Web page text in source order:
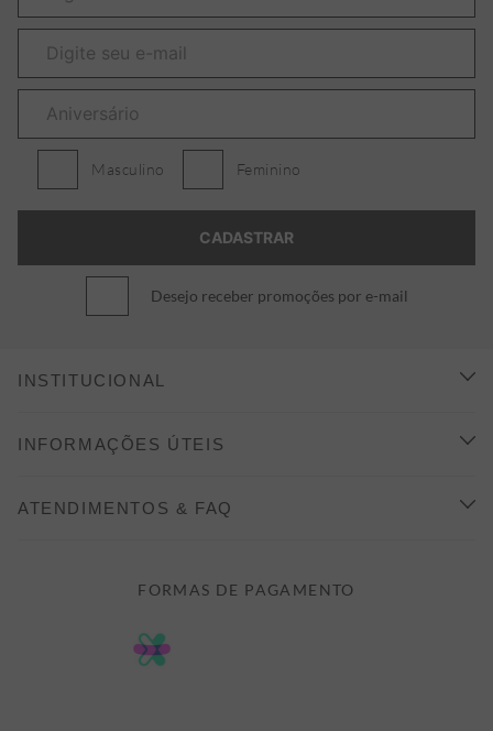
Masculino Feminino
Desejo receber promoções por e-mail
INSTITUCIONAL
CONHEÇA A ALEATORY
INFORMAÇÕES ÚTEIS
FORMAS DE PAGAMENTO
POLÍTICA DE PRIVACIDADE
ATENDIMENTOS & FAQ
FORMAS DE PAGAMENTO